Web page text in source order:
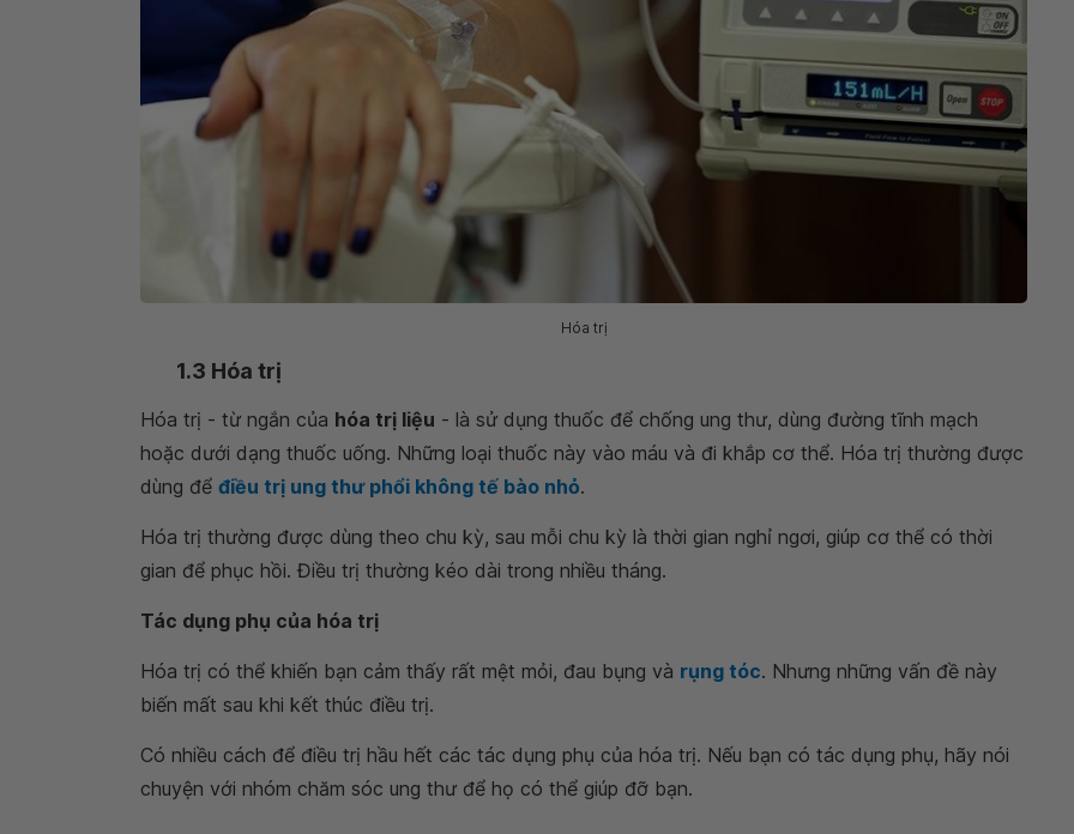
Hóa trị
1.3 Hóa trị
Hóa trị - từ ngắn của hóa trị liệu - là sử dụng thuốc để chống ung thư, dùng đường tĩnh mạch
hoặc dưới dạng thuốc uống. Những loại thuốc này vào máu và đi khắp cơ thể. Hóa trị thường được
dùng để điều trị ung thư phổi không tế bào nhỏ.
Hóa trị thường được dùng theo chu kỳ, sau mỗi chu kỳ là thời gian nghỉ ngơi, giúp cơ thể có thời
gian để phục hồi. Điều trị thường kéo dài trong nhiều tháng.
Tác dụng phụ của hóa trị
Hóa trị có thể khiến bạn cảm thấy rất mệt mỏi, đau bụng và rụng tóc. Nhưng những vấn đề này
biến mất sau khi kết thúc điều trị.
Có nhiều cách để điều trị hầu hết các tác dụng phụ của hóa trị. Nếu bạn có tác dụng phụ, hãy nói
chuyện với nhóm chăm sóc ung thư để họ có thể giúp đỡ bạn.